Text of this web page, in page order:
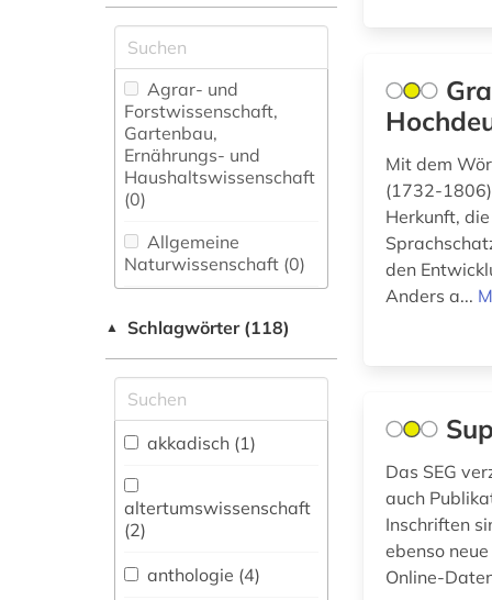
Agrar- und
Forstwissenschaft,
Gartenbau,
Ernährungs- und
Haushaltswissenschaft
(0)
Allgemeine
Naturwissenschaft (0)
fachübergreifende
Allgemeine und
vergleichende Sprach-
und
Literaturwissenschaft.
Indogermanistik.
Außereuropäische
Sprachen und
▲ Schlagwörter (118)
akkadisch (1)
altertumswissenschaft
(2)
anthologie (4)
Mit dem
(1732-
Herkunft,
den
Anders a...
Das SEG
auch
Inschriften
ebenso
Online-